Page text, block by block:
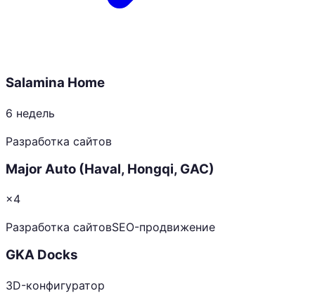
Salamina Home
6 недель
Разработка сайтов
Major Auto (Haval, Hongqi, GAC)
×4
Разработка сайтовSEO-продвижение
GKA Docks
3D-конфигуратор